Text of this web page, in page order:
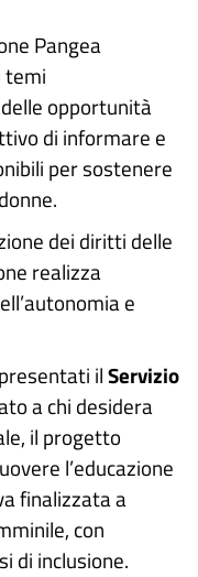
Pangea
temi
opportunità
di informare e
per sostenere
dei diritti delle
realizza
e
ilServizio
a chi desidera
il progetto
l’educazione
finalizzata a
con
di inclusione.